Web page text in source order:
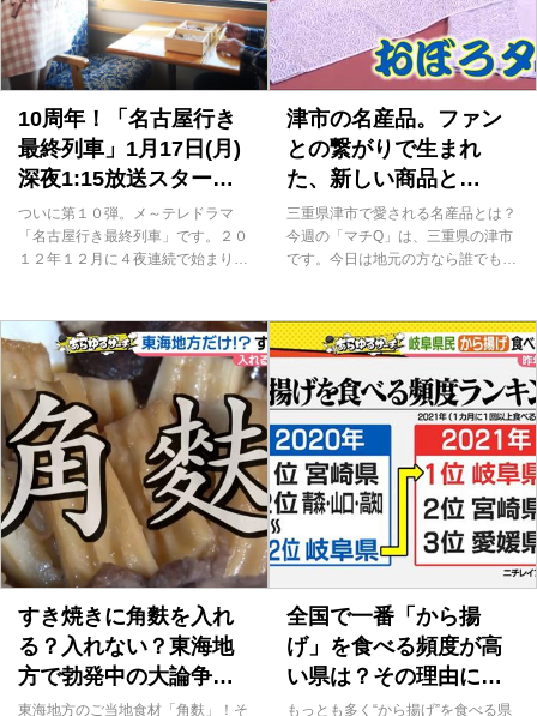
ゆるサーチ」は、なぜ名古屋市民は
金を好き過ぎるのか！？その謎を徹
底調査しました！ タクシー会社が
50周年記念で1台だけの特別なタク
シーを運行 実際に名古屋市民の皆
さんに金について聞い...
ザザッとご紹介！ ・オーストラリ
ア：「ザ・ロック オージースポー
ツバー＆グリル」の「クロコダイ
ル・ナゲット」と「カンガルー・ス
キューワー」 ・ニュージーラン
ド：「コート...
10周年！「名古屋行き
最終列車」1月17日(月)
深夜1:15放送スター
ト！／コラム「教え
て！ウルフィ」
ついに第１０弾。メ～テレドラマ
「名古屋行き最終列車」です。２０
１２年１２月に４夜連続で始まり、
ドラマ制作が珍しかったのでとにか
くお祭り騒ぎ。最終シーンの撮影で
はカメラマンと「（楽しい撮影が）
もう終わっちゃう。寂しいね」と疲
労困憊（こんぱい）の中で語り合っ
たものです。 当時は１０年も続く
とは思いもしませんでした。昔から
メ～テレでドラマやバラエティーに
出てくれていた六角精児さんが「相
棒」で有名になり、「今こそ鉄道ド
ラマだ！」と始めたこの企画。六角
さんや大杉漣さんの出演から次々素
敵な俳優さんが加わり、「名古屋行
き」の大きな魅力とな...
津市の名産品。ファン
との繋がりで生まれ
た、新しい商品と
は！？
三重県津市で愛される名産品とは？
今週の「マチQ」は、三重県の津市
です。今日は地元の方なら誰でも知
重県津市。そんな津市で長く愛され
続けているものが、おぼろタオル。
日本に無地のタオルしかなかった明
治41年、柄を染める技術“おぼろ染
め”で初めて作られた、画期的なタ
オルです。 おぼろタオルの森田壮
さんによれば、変化を出すのがおぼ
ろ染めの特徴なのだとか。水に濡ら
すと、乾いている部分の柄が鮮明に
浮かび上がります。これが当時とし
ては珍しい技術だったことから全国
で人気を集め、会社名も「おぼろタ
オル」にしちゃったそうです。 そ
の品質について伺...
すき焼きに角麩を入れ
る？入れない？東海地
方で勃発中の大論争に
迫る！
東海地方のご当地食材「角麩」！そ
全国で一番「から揚
げ」を食べる頻度が高
い県は？その理由に迫
る！
もっとも多く“から揚げ”を食べる県